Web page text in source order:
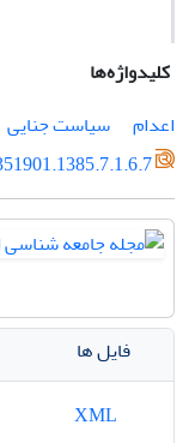
کلیدواژه‌ها
اعدام
سیاست جنایی
فایل ها